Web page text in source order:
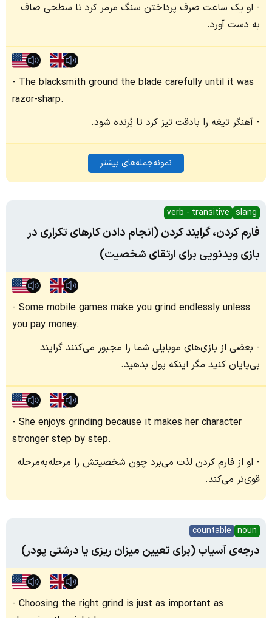
او یک ساعت صرف پرداختن سنگ مرمر کرد تا سطحی صاف
به دست آورد.
The blacksmith ground the blade carefully until it was
razor-sharp.
آهنگر تیغه را بادقت تیز کرد تا بُرنده شود.
نمونه‌جمله‌های بیشتر
slang
verb - transitive
فارم کردن، گرایند کردن (انجام دادن کارهای تکراری در
بازی ویدئویی برای ارتقای شخصیت)
Some mobile games make you grind endlessly unless
you pay money.
بعضی از بازی‌های موبایلی شما را مجبور می‌کنند گرایند
بی‌پایان کنید مگر اینکه پول بدهید.
She enjoys grinding because it makes her character
stronger step by step.
او از فارم کردن لذت می‌برد چون شخصیتش را مرحله‌به‌مرحله
قوی‌تر می‌کند.
noun
countable
درجه‌ی آسیاب (برای تعیین میزان ریزی یا درشتی پودر)
Choosing the right grind is just as important as